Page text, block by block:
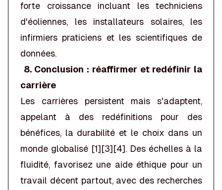
forte croissance incluant les techniciens
d'éoliennes, les installateurs solaires, les
infirmiers praticiens et les scientifiques de
données.
8. Conclusion : réaffirmer et redéfinir la
carrière
Les carrières persistent mais s'adaptent,
appelant à des redéfinitions pour des
bénéfices, la durabilité et le choix dans un
monde globalisé [1][3][4]. Des échelles à la
fluidité, favorisez une aide éthique pour un
travail décent partout, avec des recherches